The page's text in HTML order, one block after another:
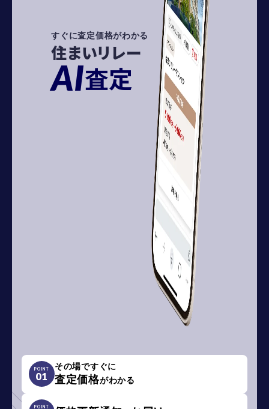
すぐに査定価格がわかる
住まいリレー
AI査定
POINT
01
その場ですぐに
査定価格がわかる
POINT